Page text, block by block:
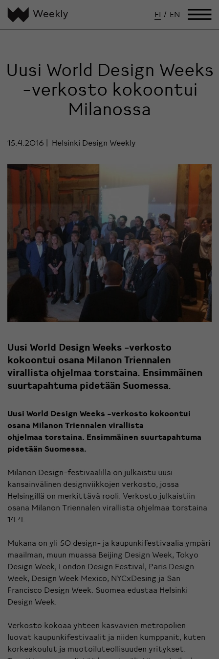
FI / EN
Uusi World Design Weeks
-verkosto kokoontui
Milanossa
15.4.2016 Helsinki Design Weekly
Uusi World Design Weeks -verkosto
kokoontui osana Milanon Triennalen
virallista ohjelmaa torstaina. Ensimmäinen
suurtapahtuma pidetään Suomessa.
Uusi World Design Weeks -verkosto kokoontui
osana Milanon Triennalen virallista
ohjelmaa torstaina. Ensimmäinen suurtapahtuma
pidetään Suomessa.
Milanon Design-festivaalilla on julkaistu uusi
kansainvälinen designviikkojen verkosto, jossa
Helsingillä on merkittävä rooli. Verkosto julkaistiin
osana Milanon Triennalen virallista ohjelmaa torstaina
14.4.
Mukana on yli 50 design- ja kaupunkifestivaalia ympäri
maailman, muun muassa Beijing Design Week, Tokyo
Design Week, London Design Festival, Paris Design
Week, Design Week Mexico, NYCxDesing ja San
Francisco Design Week. Suomea edustaa Helsinki
Design Week.
Verkosto kokoaa yhteen kasvavien metropolien
luovat kaupunkifestivaalit ja niiden kumppanit, kuten
korkeakoulut ja muotoiluteollisuuden yritykset.